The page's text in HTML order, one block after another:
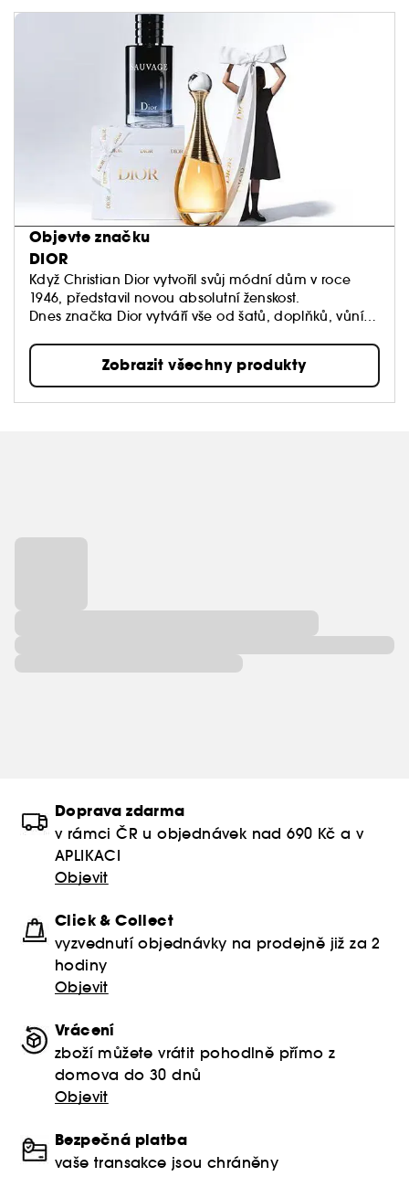
Objevte značku
DIOR
Když Christian Dior vytvořil svůj módní dům v roce
1946, představil novou absolutní ženskost.
Dnes značka Dior vytváří vše od šatů, doplňků, vůní,
krásu.
Zobrazit všechny produkty
Doprava zdarma
v rámci ČR u objednávek nad 690 Kč a v
APLIKACI
Objevit
Click & Collect
vyzvednutí objednávky na prodejně již za 2
hodiny
Objevit
Vrácení
zboží můžete vrátit pohodlně přímo z
domova do 30 dnů
Objevit
Bezpečná platba
vaše transakce jsou chráněny